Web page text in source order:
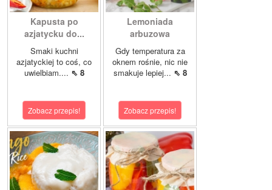
Kapusta po
azjatycku do...
Smaki kuchni
azjatyckiej to coś, co
uwielbiam.... ⇖ 8
Zobacz przepis!
Lemoniada
arbuzowa
Gdy temperatura za
oknem rośnie, nic nie
smakuje lepiej... ⇖ 8
Zobacz przepis!